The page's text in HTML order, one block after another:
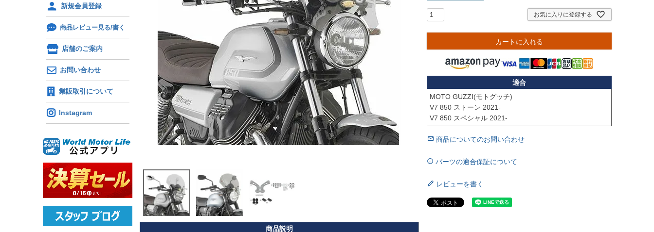
新規会員登録
商品レビュー見る/書く
店舗のご案内
お問い合わせ
業販取引について
Instagram
お気に入りに登録する
カートに入れる
適合
MOTO GUZZI(モトグッチ)
V7 850 ストーン 2021-
V7 850 スペシャル 2021-
商品についてのお問い合わせ
パーツの適合保証について
レビューを書く